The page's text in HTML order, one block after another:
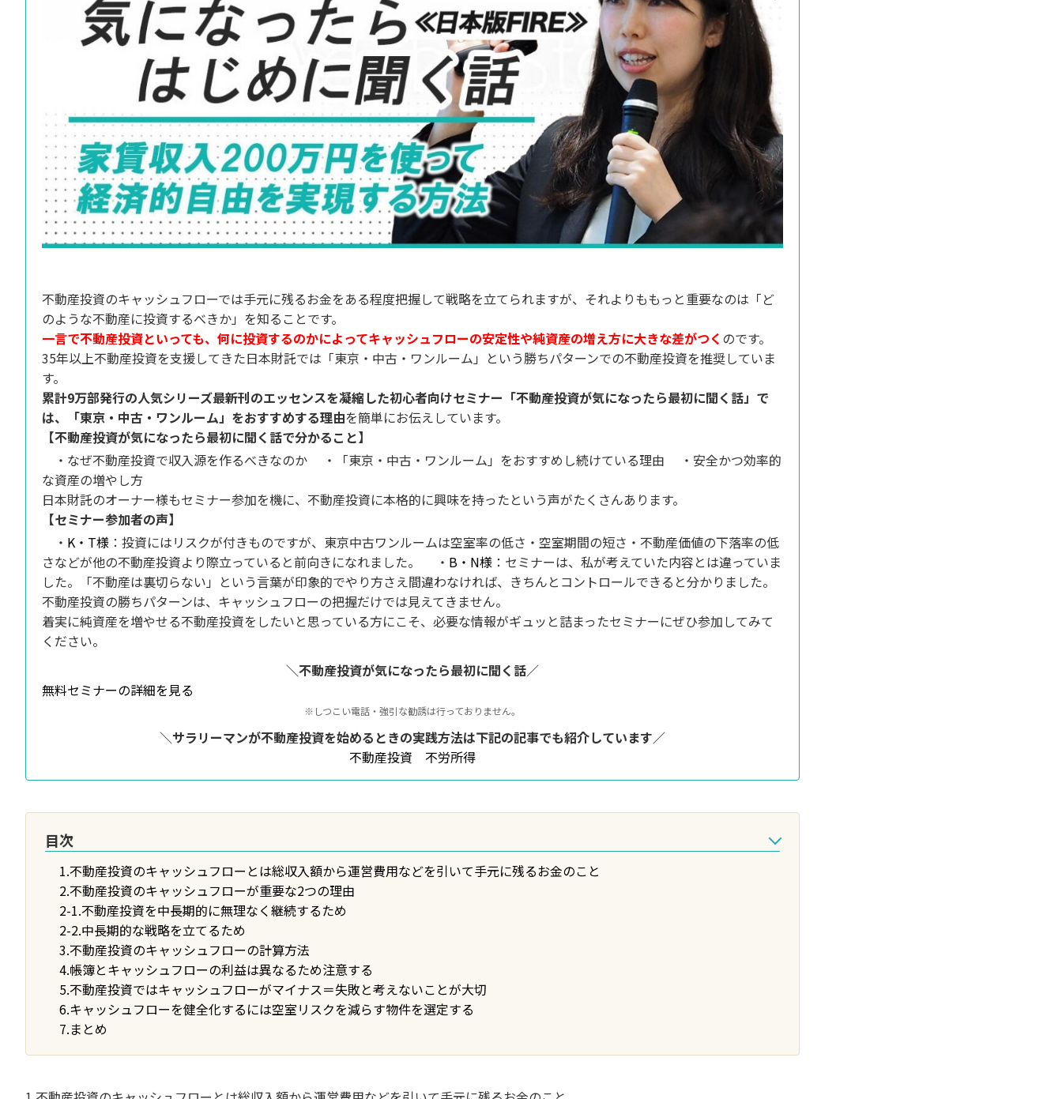
不動産投資のキャッシュフローでは手元に残るお金をある程度把握して戦略を立てられますが、それよりももっと重要なのは「ど
のような不動産に投資するべきか」を知ることです。
一言で不動産投資といっても、何に投資するのかによってキャッシュフローの安定性や純資産の増え方に大きな差がつく のです。
35年以上不動産投資を支援してきた日本財託では「東京・中古・ワンルーム」という勝ちパターンでの不動産投資を推奨していま
す。
累計9万部発行の人気シリーズ最新刊のエッセンスを凝縮した初心者向けセミナー「不動産投資が気になったら最初に聞く話」で
は、「東京・中古・ワンルーム」をおすすめする理由を簡単にお伝えしています。
【不動産投資が気になったら最初に聞く話で分かること】
・なぜ不動産投資で収入源を作るべきなのか
・「東京・中古・ワンルーム」をおすすめし続けている理由
・安全かつ効率的
な資産の増やし方
日本財託のオーナー様もセミナー参加を機に、不動産投資に本格的に興味を持ったという声がたくさんあります。
【セミナー参加者の声】
・ K・T様 ：投資にはリスクが付きものですが、東京中古ワンルームは空室率の低さ・空室期間の短さ・不動産価値の下落率の低
さなどが他の不動産投資より際立っていると前向きになれました。
・ B・N様 ：セミナーは、私が考えていた内容とは違っていま
した。「不動産は裏切らない」という言葉が印象的でやり方さえ間違わなければ、きちんとコントロールできると分かりました。
不動産投資の勝ちパターンは、キャッシュフローの把握だけでは見えてきません。
着実に純資産を増やせる不動産投資をしたいと思っている方にこそ、必要な情報がギュッと詰まったセミナーにぜひ参加してみて
ください。
＼不動産投資が気になったら最初に聞く話／
無料セミナーの詳細を見る
※しつこい電話・強引な勧誘は行っておりません。
＼サラリーマンが不動産投資を始めるときの実践方法は下記の記事でも紹介しています／
不動産投資 不労所得
目次
1.不動産投資のキャッシュフローとは総収入額から運営費用などを引いて手元に残るお金のこと
2.不動産投資のキャッシュフローが重要な2つの理由
2-1.不動産投資を中長期的に無理なく継続するため
2-2.中長期的な戦略を立てるため
3.不動産投資のキャッシュフローの計算方法
4.帳簿とキャッシュフローの利益は異なるため注意する
5.不動産投資ではキャッシュフローがマイナス＝失敗と考えないことが大切
6.キャッシュフローを健全化するには空室リスクを減らす物件を選定する
7.まとめ